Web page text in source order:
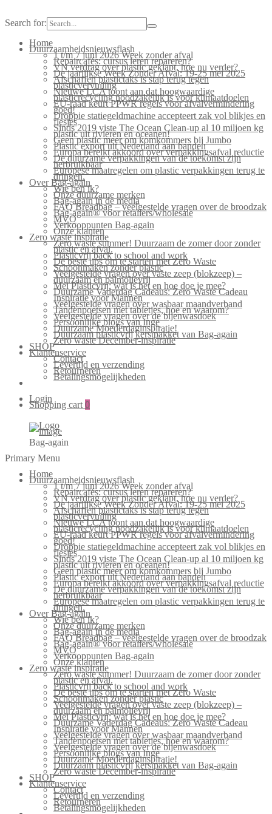
Search for:
Home
Duurzaamheidsnieuwsflash
1 t/m 7 juni 2026 Week zonder afval
Repaircafés: cursus leren repareren?
VN verdrag over plastic geklapt, hoe nu verder?
De jaarlijkse Week Zonder Afval: 19-25 mei 2025
Afschaffen plastictaks is stap terug tegen
plasticvervuiling
Nieuwe LCA toont aan dat hoogwaardige
plasticrecycling noodzakelijk is voor klimaatdoelen
EU-raad keurt PPWR regels voor afvalvermindering
goed!
Droppie statiegeldmachine accepteert zak vol blikjes en
flesjes
Sinds 2019 viste The Ocean Clean-up al 10 miljoen kg
plastic uit rivieren en oceanen!
Geen plastic meer om komkommers bij Jumbo
Plastic export uit Nederland aan banden
Europa bereikt akkoord over verpakkingsafval reductie
De duurzame verpakkingen van de toekomst zijn
herbruikbaar
Europese maatregelen om plastic verpakkingen terug te
dringen.
Over Bag-again
Wie ben ik?
Onze duurzame merken
Bag-again in de media
FAQ Breadbag – veelgestelde vragen over de broodzak
Bag-again® voor retailers/wholesale
MVO
Verkooppunten Bag-again
Onze klanten
Zero waste inspiratie
Zero waste summer! Duurzaam de zomer door zonder
plastic en afval.
Plasticvrij back to school and work
De beste tips om te starten met Zero Waste
Schoonmaken zonder plastic
Veelgestelde vragen over vaste zeep (blokzeep) –
duurzaam en palmolievrij
Mei Plasticvrij: wat is het en hoe doe je mee?
Duurzame Vaderdag Cadeaus: Zero Waste Cadeau
Inspiratie voor Mannen
Veelgestelde vragen over wasbaar maandverband
Tandenpoetsen met tabletjes, hoe en waarom?
Veelgestelde vragen over de bijenwasdoek
Persoonlijke blogs van Inge
Duurzame Moederdaginspiratie!
Duurzaam plasticvrij kerstpakket van Bag-again
Zero waste December-inspiratie
SHOP
Klantenservice
Contact
Levertijd en verzending
Retourneren
Betalingsmogelijkheden
Login
Shopping cart 0
Bag-again
Primary Menu
Home
Duurzaamheidsnieuwsflash
1 t/m 7 juni 2026 Week zonder afval
Repaircafés: cursus leren repareren?
VN verdrag over plastic geklapt, hoe nu verder?
De jaarlijkse Week Zonder Afval: 19-25 mei 2025
Afschaffen plastictaks is stap terug tegen
plasticvervuiling
Nieuwe LCA toont aan dat hoogwaardige
plasticrecycling noodzakelijk is voor klimaatdoelen
EU-raad keurt PPWR regels voor afvalvermindering
goed!
Droppie statiegeldmachine accepteert zak vol blikjes en
flesjes
Sinds 2019 viste The Ocean Clean-up al 10 miljoen kg
plastic uit rivieren en oceanen!
Geen plastic meer om komkommers bij Jumbo
Plastic export uit Nederland aan banden
Europa bereikt akkoord over verpakkingsafval reductie
De duurzame verpakkingen van de toekomst zijn
herbruikbaar
Europese maatregelen om plastic verpakkingen terug te
dringen.
Over Bag-again
Wie ben ik?
Onze duurzame merken
Bag-again in de media
FAQ Breadbag – veelgestelde vragen over de broodzak
Bag-again® voor retailers/wholesale
MVO
Verkooppunten Bag-again
Onze klanten
Zero waste inspiratie
Zero waste summer! Duurzaam de zomer door zonder
plastic en afval.
Plasticvrij back to school and work
De beste tips om te starten met Zero Waste
Schoonmaken zonder plastic
Veelgestelde vragen over vaste zeep (blokzeep) –
duurzaam en palmolievrij
Mei Plasticvrij: wat is het en hoe doe je mee?
Duurzame Vaderdag Cadeaus: Zero Waste Cadeau
Inspiratie voor Mannen
Veelgestelde vragen over wasbaar maandverband
Tandenpoetsen met tabletjes, hoe en waarom?
Veelgestelde vragen over de bijenwasdoek
Persoonlijke blogs van Inge
Duurzame Moederdaginspiratie!
Duurzaam plasticvrij kerstpakket van Bag-again
Zero waste December-inspiratie
SHOP
Klantenservice
Contact
Levertijd en verzending
Retourneren
Betalingsmogelijkheden